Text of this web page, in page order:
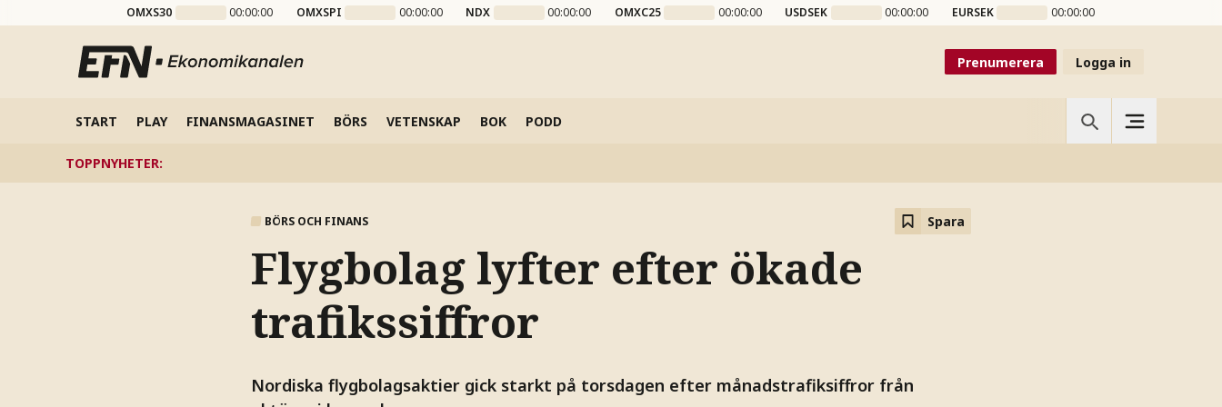
OMXS30 00:00:00 OMXSPI 00:00:00 NDX 00:00:00 OMXC25 00:00:00 USDSEK 00:00:00 EURSEK 00:00:00
Prenumerera Logga in
START PLAY FINANSMAGASINET BÖRS VETENSKAP BOK PODD
TOPPNYHETER:
BÖRS OCH FINANS Spara
Flygbolag lyfter efter ökade
trafikssiffror
Nordiska flygbolagsaktier gick starkt på torsdagen efter månadstrafiksiffror från